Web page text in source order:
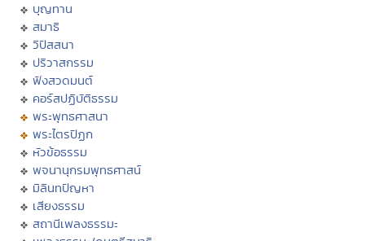
บุญทาน
สมาธิ
วิปัสสนา
ปริวาสกรรม
ฟังสวดมนต์
คอร์สปฏิบัติธรรม
พระพุทธศาสนา
พระไตรปิฏก
หัวข้อธรรม
พจนานุกรมพุทธศาสน์
มิลินทปัญหา
เสียงธรรม
สถานีเพลงธรรมะ